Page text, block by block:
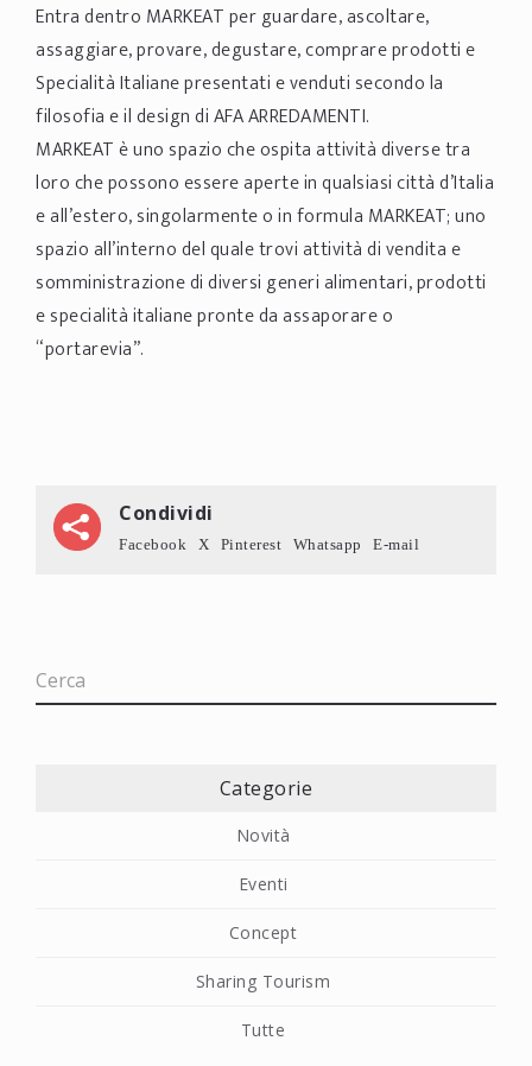
Entra dentro MARKEAT per guardare, ascoltare,
assaggiare, provare, degustare, comprare prodotti e
Specialità Italiane presentati e venduti secondo la
filosofia e il design di AFA ARREDAMENTI.
MARKEAT è uno spazio che ospita attività diverse tra
loro che possono essere aperte in qualsiasi città d’Italia
e all’estero, singolarmente o in formula MARKEAT; uno
spazio all’interno del quale trovi attività di vendita e
somministrazione di diversi generi alimentari, prodotti
e specialità italiane pronte da assaporare o
“portarevia”.
Condividi
Facebook X Pinterest Whatsapp E-mail
Categorie
Novità
Eventi
Concept
Sharing Tourism
Tutte